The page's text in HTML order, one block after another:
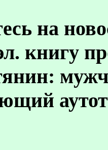
на
книгу